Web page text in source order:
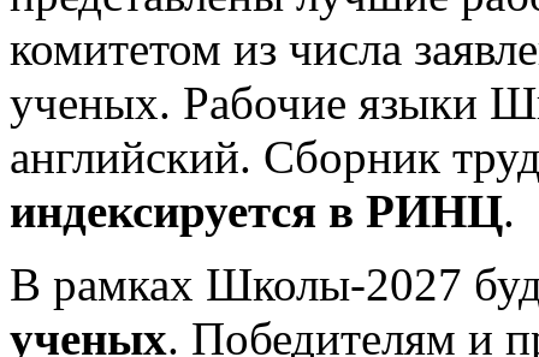
комитетом из числа
ученых. Рабочие языки
английский. Сборник
индексируется в РИНЦ.
В рамках Школы-2027
ученых. Победителям и